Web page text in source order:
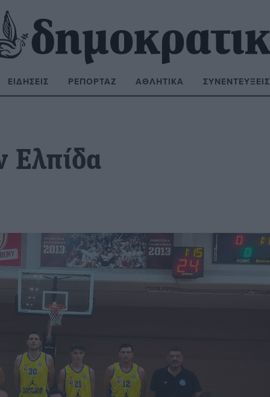
ΕΙΔΉΣΕΙΣ ΡΕΠΟΡΤΆΖ ΑΘΛΗΤΙΚΆ ΣΥΝΕΝΤΕΎΞΕΙΣ
Ελπίδα